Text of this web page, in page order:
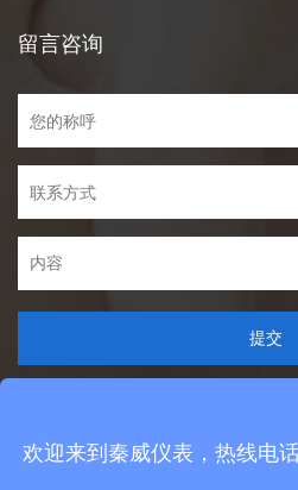
留言咨询
提交
Copyright © 2021
欢迎来到秦威仪表，热线电